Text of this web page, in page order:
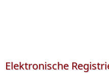
Elektronische